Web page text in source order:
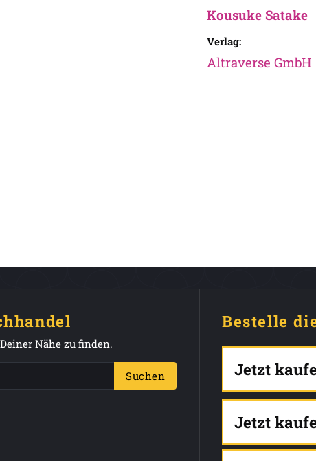
Kousuke Satake
Verlag:
Altraverse GmbH
Nähe zu finden.
Suchen
Bestelle
Jetzt
Jetzt